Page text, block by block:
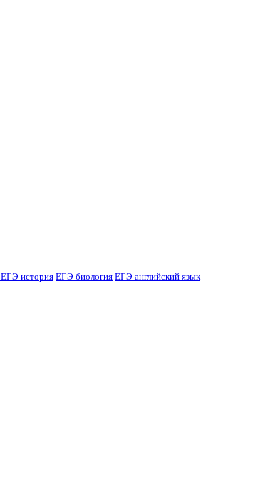
ЕГЭ история ЕГЭ биология ЕГЭ английский язык